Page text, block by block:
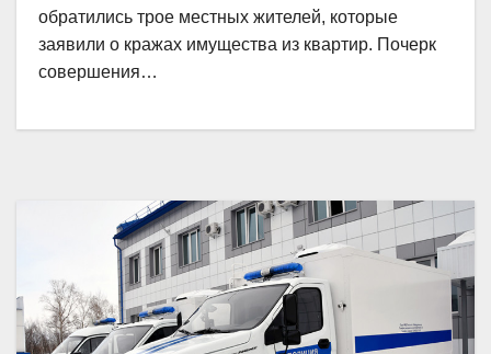
обратились трое местных жителей, которые
заявили о кражах имущества из квартир. Почерк
совершения…